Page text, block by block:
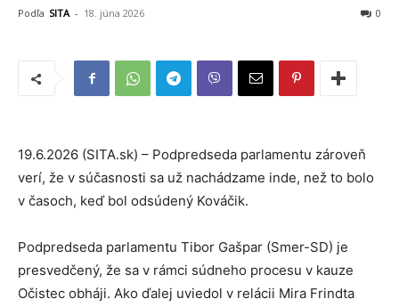
Podľa SITA - 18. júna 2026 0
19.6.2026 (SITA.sk) – Podpredseda parlamentu zároveň
verí, že v súčasnosti sa už nachádzame inde, než to bolo
v časoch, keď bol odsúdený Kováčik.
Podpredseda parlamentu Tibor Gašpar (Smer-SD) je
presvedčený, že sa v rámci súdneho procesu v kauze
Očistec obháji. Ako ďalej uviedol v relácii Mira Frindta